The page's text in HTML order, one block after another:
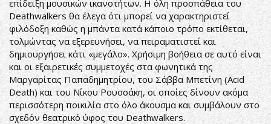
επίδειξη μουσικών ικανοτήτων. Η όλη προσπάθεια του
Deathwalkers θα έλεγα ότι μπορεί να χαρακτηριστεί
φιλόδοξη καθώς η μπάντα κατά κάποιο τρόπο εκτίθεται,
τολμώντας να εξερευνήσει, να πειραματιστεί και
δημιουργήσει κάτι «μεγάλο». Χρήσιμη βοήθεια σε αυτό είναι
και οι εξαιρετικές συμμετοχές στα φωνητικά της
Μαργαρίτας Παπαδημητρίου, του Σάββα Μπετίνη (Acid
Death) και του Νίκου Ρουσσάκη, οι οποίες δίνουν ακόμα
περισσότερη ποικιλία στο όλο άκουσμα και συμβάλουν στο
σχεδόν θεατρικό ύφος του Deathwalkers.